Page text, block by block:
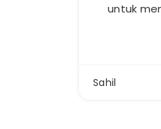
untuk
Sahil